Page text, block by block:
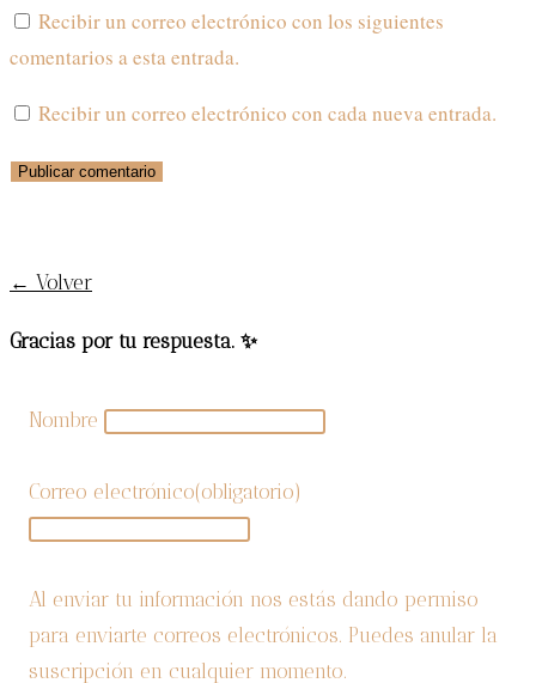
usuario
para
electrónico
para
tu
web
Recibir un correo electrónico con los siguientes
comentarios a esta entrada.
Recibir un correo electrónico con cada nueva entrada.
← Volver
Gracias por tu respuesta. ✨
Nombre
Correo electrónico(obligatorio)
Al enviar tu información nos estás dando permiso
para enviarte correos electrónicos. Puedes anular la
suscripción en cualquier momento.